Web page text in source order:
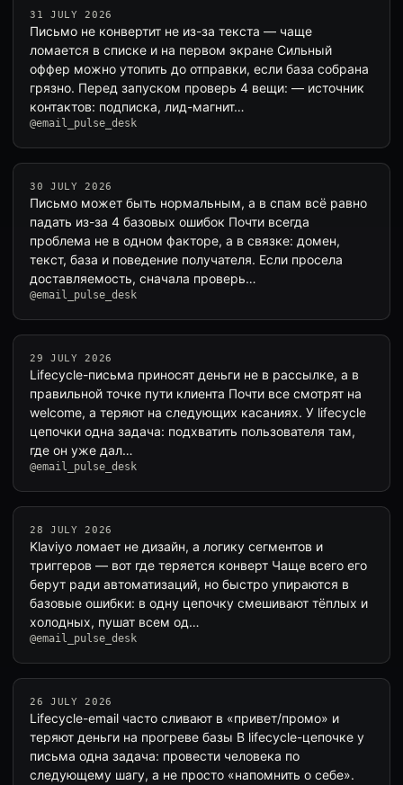
31 JULY 2026
Письмо не конвертит не из-за текста — чаще
ломается в списке и на первом экране Сильный
оффер можно утопить до отправки, если база собрана
грязно. Перед запуском проверь 4 вещи: — источник
контактов: подписка, лид-магнит…
@email_pulse_desk
30 JULY 2026
Письмо может быть нормальным, а в спам всё равно
падать из-за 4 базовых ошибок Почти всегда
проблема не в одном факторе, а в связке: домен,
текст, база и поведение получателя. Если просела
доставляемость, сначала проверь…
@email_pulse_desk
29 JULY 2026
Lifecycle-письма приносят деньги не в рассылке, а в
правильной точке пути клиента Почти все смотрят на
welcome, а теряют на следующих касаниях. У lifecycle
цепочки одна задача: подхватить пользователя там,
где он уже дал…
@email_pulse_desk
28 JULY 2026
Klaviyo ломает не дизайн, а логику сегментов и
триггеров — вот где теряется конверт Чаще всего его
берут ради автоматизаций, но быстро упираются в
базовые ошибки: в одну цепочку смешивают тёплых и
холодных, пушат всем од…
@email_pulse_desk
26 JULY 2026
Lifecycle-email часто сливают в «привет/промо» и
теряют деньги на прогреве базы В lifecycle-цепочке у
письма одна задача: провести человека по
следующему шагу, а не просто «напомнить о себе».